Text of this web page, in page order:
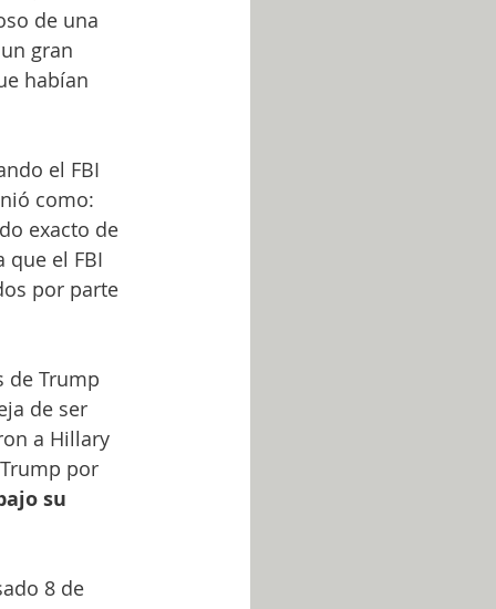
de una
gran
habían
el FBI
como:
exacto de
que el FBI
por parte
de Trump
de ser
a Hillary
por
su
8 de